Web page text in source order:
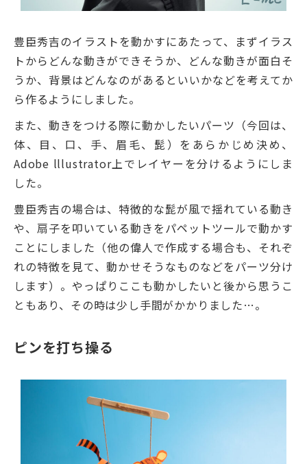
豊臣秀吉のイラストを動かすにあたって、まずイラス
トからどんな動きができそうか、どんな動きが面白そ
うか、背景はどんなのがあるといいかなどを考えてか
ら作るようにしました。
また、動きをつける際に動かしたいパーツ（今回は、
体、目、口、手、眉毛、髭）をあらかじめ決め、
Adobe lllustrator上でレイヤーを分けるようにしま
した。
豊臣秀吉の場合は、特徴的な髭が風で揺れている動き
や、扇子を叩いている動きをパペットツールで動かす
ことにしました（他の偉人で作成する場合も、それぞ
れの特徴を見て、動かせそうなものなどをパーツ分け
します）。やっぱりここも動かしたいと後から思うこ
ともあり、その時は少し手間がかかりました…。
ピンを打ち操る